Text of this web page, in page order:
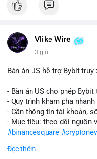
Vlike Wire
3 giờ
Bàn án US hỗ trợ Bybit
- Bàn án US cho phép
- Quy trình khám phá
- Cần thông tin tài khoản,
- Mục tiêu: theo dõi nguồn
#binancesquare
$btc $eth
Đọc thêm